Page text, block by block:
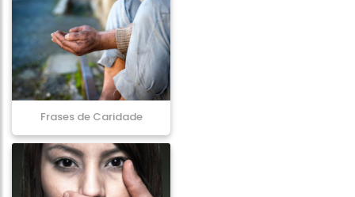
Frases de Caridade